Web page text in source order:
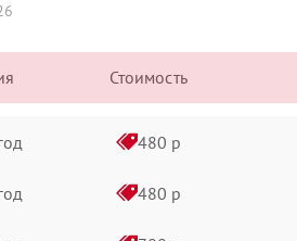
Стоимость
480 р
480 р